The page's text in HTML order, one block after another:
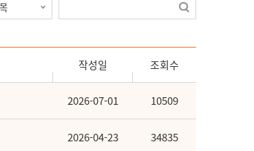
작성일 조회수
2026-07-01 10509
2026-04-23 34835